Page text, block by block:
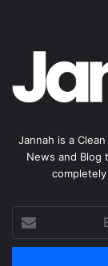
Jannah is a
News and Blog
your
Email